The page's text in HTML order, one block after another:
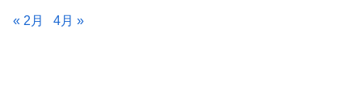
« 2月 4月 »